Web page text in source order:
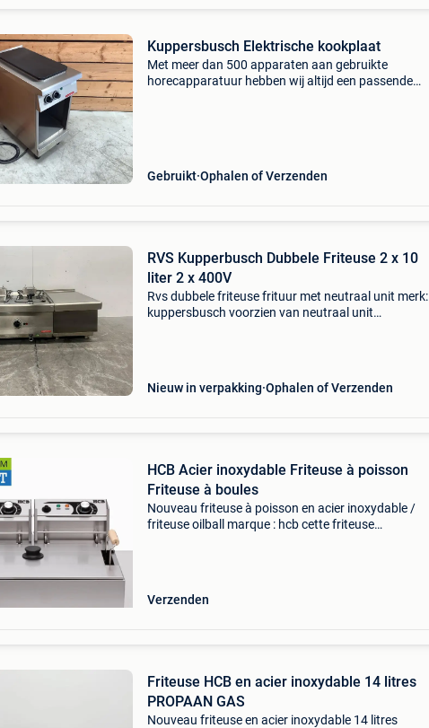
Kuppersbusch Elektrische kookplaat
Met meer dan 500 apparaten aan gebruikte
horecapparatuur hebben wij altijd een passende
Gebruikt Ophalen of Verzenden
RVS Kupperbusch Dubbele Friteuse 2 x 10
liter 2 x 400V
Rvs dubbele friteuse frituur met neutraal unit merk:
kuppersbusch voorzien van neutraal unit
Nieuw in verpakking Ophalen of Verzenden
HCB Acier inoxydable Friteuse à poisson
Friteuse à boules
Nouveau friteuse à poisson en acier inoxydable /
friteuse oilball marque : hcb cette friteuse
Verzenden
Friteuse HCB en acier inoxydable 14 litres
PROPAAN GAS
Nouveau friteuse en acier inoxydable 14 litres